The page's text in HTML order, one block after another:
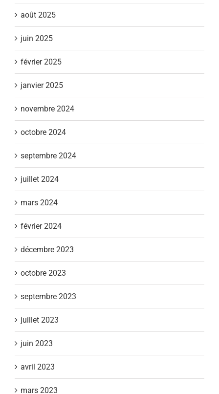
août 2025
juin 2025
février 2025
janvier 2025
novembre 2024
octobre 2024
septembre 2024
juillet 2024
mars 2024
février 2024
décembre 2023
octobre 2023
septembre 2023
juillet 2023
juin 2023
avril 2023
mars 2023